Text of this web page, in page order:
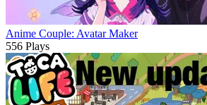
Anime Couple: Avatar Maker
556 Plays